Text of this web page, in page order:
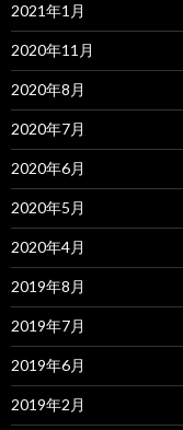
2021年1月
2020年11月
2020年8月
2020年7月
2020年6月
2020年5月
2020年4月
2019年8月
2019年7月
2019年6月
2019年2月